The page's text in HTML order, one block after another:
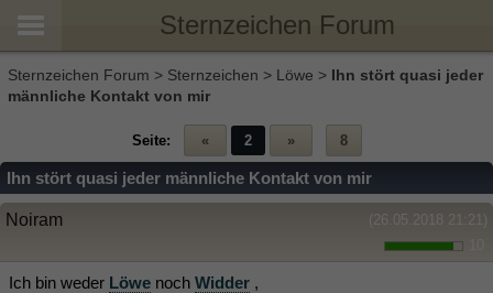
Sternzeichen Forum
Sternzeichen Forum > Sternzeichen > Löwe > Ihn stört quasi jeder
männliche Kontakt von mir
Seite: « 2 » 8
Ihn stört quasi jeder männliche Kontakt von mir
(26.05.2018 21:21)
Noiram
Ich bin weder Löwe noch Widder ,